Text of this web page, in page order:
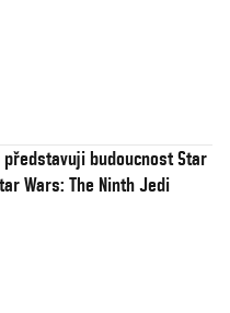
budoucnost Star
Wars: The Ninth Jedi